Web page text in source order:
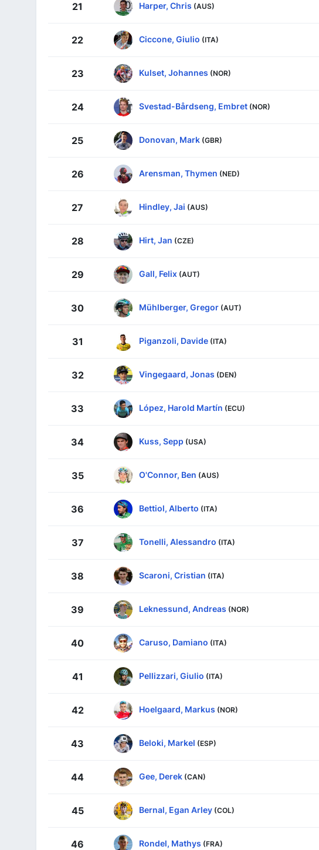
21 Harper, Chris (AUS)
22 Ciccone, Giulio (ITA)
23 Kulset, Johannes (NOR)
24 Svestad-Bårdseng, Embret (NOR)
25 Donovan, Mark (GBR)
26 Arensman, Thymen (NED)
27 Hindley, Jai (AUS)
28 Hirt, Jan (CZE)
29 Gall, Felix (AUT)
30 Mühlberger, Gregor (AUT)
31 Piganzoli, Davide (ITA)
32 Vingegaard, Jonas (DEN)
33 López, Harold Martín (ECU)
34 Kuss, Sepp (USA)
35 O'Connor, Ben (AUS)
36 Bettiol, Alberto (ITA)
37 Tonelli, Alessandro (ITA)
38 Scaroni, Cristian (ITA)
39 Leknessund, Andreas (NOR)
40 Caruso, Damiano (ITA)
41 Pellizzari, Giulio (ITA)
42 Hoelgaard, Markus (NOR)
43 Beloki, Markel (ESP)
44 Gee, Derek (CAN)
45 Bernal, Egan Arley (COL)
46 Rondel, Mathys (FRA)